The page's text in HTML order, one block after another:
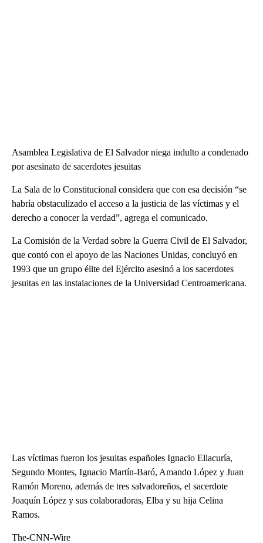
Asamblea Legislativa de El Salvador niega indulto a condenado
por asesinato de sacerdotes jesuitas
La Sala de lo Constitucional considera que con esa decisión “se
habría obstaculizado el acceso a la justicia de las víctimas y el
derecho a conocer la verdad”, agrega el comunicado.
La Comisión de la Verdad sobre la Guerra Civil de El Salvador,
que contó con el apoyo de las Naciones Unidas, concluyó en
1993 que un grupo élite del Ejército asesinó a los sacerdotes
jesuitas en las instalaciones de la Universidad Centroamericana.
Las víctimas fueron los jesuitas españoles Ignacio Ellacuría,
Segundo Montes, Ignacio Martín-Baró, Amando López y Juan
Ramón Moreno, además de tres salvadoreños, el sacerdote
Joaquín López y sus colaboradoras, Elba y su hija Celina
Ramos.
The-CNN-Wire